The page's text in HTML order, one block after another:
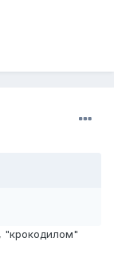
, "крокодилом"